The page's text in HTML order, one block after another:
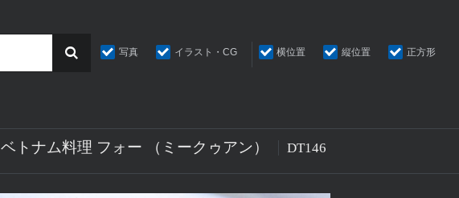
写真 イラスト・CG 横位置 縦位置 正方形
ベトナム料理 フォー （ミークゥアン） DT146